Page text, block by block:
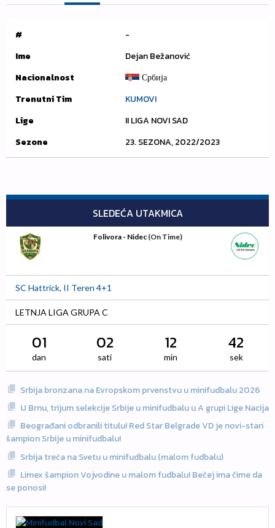
#
-
Ime
Dejan Bežanović
Nacionalnost
Србија
Trenutni Tim
KUMOVI
Lige
II LIGA NOVI SAD
Sezone
23. SEZONA, 2022/2023
SLEDEĆA UTAKMICA
Folivora - Nidec(On Time)
SC Hattrick, II Teren 4+1
LETNJA LIGA GRUPA C
01
dan
02
sati
12
min
41
sek
Srbija bronzana na Evropskom prvenstvu u minifudbalu 2026
U Brnu, trijum selekcije Srbije u minifudbalu u A grupi Lige Nacija
Beograđani odbranili titulu! Red Star Belgrade VD je novi-stari
šampion Srbije u minifudbalu!
Srbija treća na Svetu u minifudbalu (malom fudbalu)
Limex šampion Vojvodine u malom fudbalu! Bečej ima čime da
se ponosi!